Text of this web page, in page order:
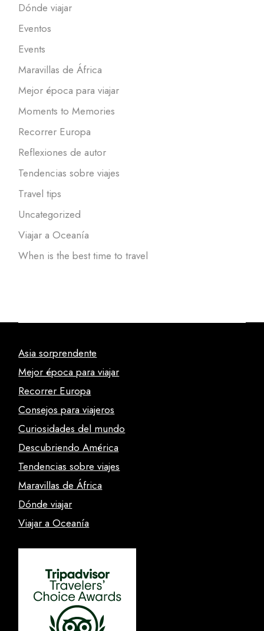
Dónde viajar
Eventos
Events
Maravillas de África
Mejor época para viajar
Moments to Memories
Recorrer Europa
Reflexiones de autor
Tendencias sobre viajes
Travel tips
Uncategorized
Viajar a Oceanía
When is the best time to travel
Asia sorprendente
Mejor época para viajar
Recorrer Europa
Consejos para viajeros
Curiosidades del mundo
Descubriendo América
Tendencias sobre viajes
Maravillas de África
Dónde viajar
Viajar a Oceanía